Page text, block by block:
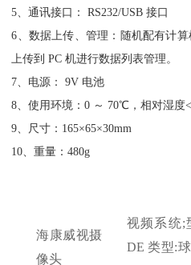
5、通讯接口： RS232/USB 接口
6、数据上传、管理：随机配有计
上传到 PC 机进行数据列表管理。
7、电源： 9V 电池
8、使用环境：0 ～ 70℃，相对湿度
9、尺寸：165×65×30mm
10、重量：480g
海康威视摄
像头
视频系统;
DE 类型: